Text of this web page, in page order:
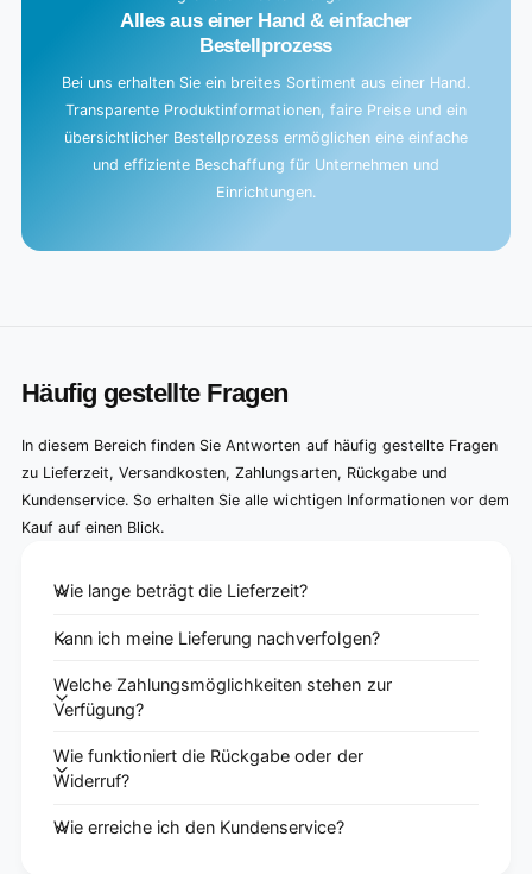
Alles aus einer Hand & einfacher
Bestellprozess
Bei uns erhalten Sie ein breites Sortiment aus einer Hand.
Transparente Produktinformationen, faire Preise und ein
übersichtlicher Bestellprozess ermöglichen eine einfache
und effiziente Beschaffung für Unternehmen und
Einrichtungen.
Häufig gestellte Fragen
In diesem Bereich finden Sie Antworten auf häufig gestellte Fragen
zu Lieferzeit, Versandkosten, Zahlungsarten, Rückgabe und
Kundenservice. So erhalten Sie alle wichtigen Informationen vor dem
Kauf auf einen Blick.
Wie lange beträgt die Lieferzeit?
Kann ich meine Lieferung nachverfolgen?
Welche Zahlungsmöglichkeiten stehen zur
Verfügung?
Wie funktioniert die Rückgabe oder der
Widerruf?
Wie erreiche ich den Kundenservice?